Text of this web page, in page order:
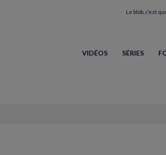
Le blob, c’est
VIDÉOS SÉRIES